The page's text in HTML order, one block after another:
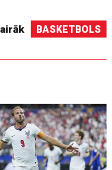
BASKETBOLS